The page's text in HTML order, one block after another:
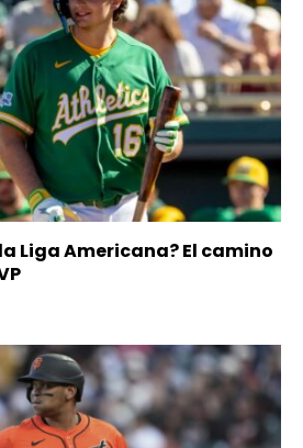
Liga Americana? El camino